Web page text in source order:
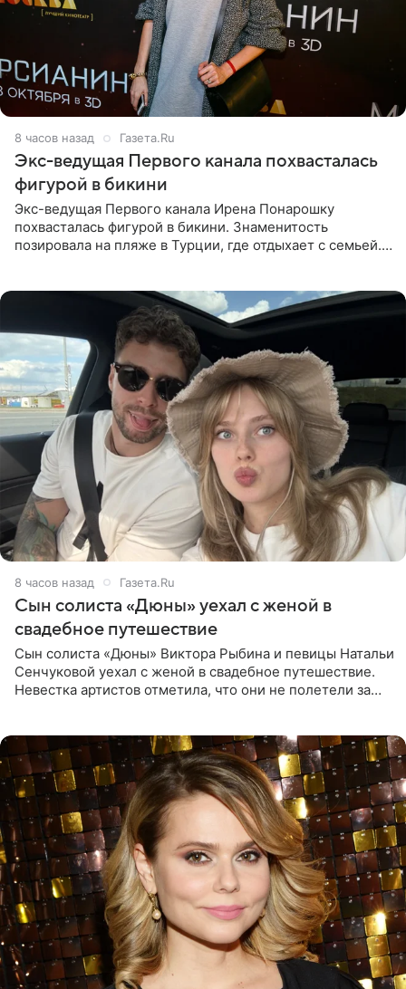
8 часов назад Газета.Ru
Экс-ведущая Первого канала похвасталась
фигурой в бикини
Экс-ведущая Первого канала Ирена Понарошку
похвасталась фигурой в бикини. Знаменитость
позировала на пляже в Турции, где отдыхает с семьей.
8 часов назад Газета.Ru
Сын солиста «Дюны» уехал с женой в
свадебное путешествие
Сын солиста «Дюны» Виктора Рыбина и певицы Натальи
Сенчуковой уехал с женой в свадебное путешествие.
Невестка артистов отметила, что они не полетели за